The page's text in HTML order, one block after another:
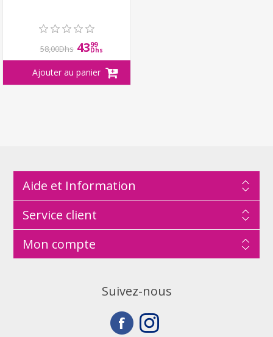
58,00Dhs 4399
Dhs
Aide et Information
Service client
Mon compte
Suivez-nous